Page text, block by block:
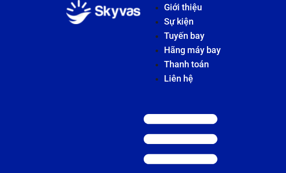
Giới thiệu
Sự kiện
Tuyến bay
Hãng máy bay
Thanh toán
Liên hệ